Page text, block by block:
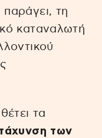
τη
καταναλωτή
τα
των